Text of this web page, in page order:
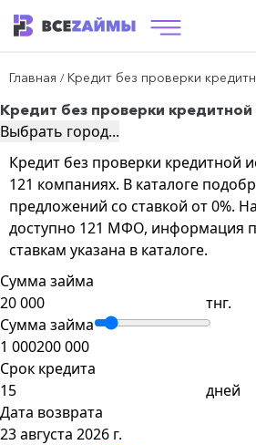
Главная / Кредит без проверки
Кредит без проверки кредитной
Выбрать город...
Кредит без проверки кредитной
121 компаниях. В каталоге
предложений со ставкой от 0%.
доступно 121 МФО, информация
ставкам указана в каталоге.
Сумма займа
тнг.
Сумма займа
1 000200 000
Срок кредита
дней
Дата возврата
23 августа 2026 г.